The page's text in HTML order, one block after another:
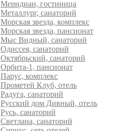
Меридиан, гостиница
Металлург, санаторий
Морская звезда, комплекс
Морская звезда, пансионат
Мыс Видный, санаторий
Одиссея, санаторий
Октябрьский, санаторий
Орбита-1, пансионат
Парус, комплекс
Прометей Клуб, отель
Радуга, санаторий
Русский дом Дивный, отель
Русь, санаторий
Светлана, санаторий